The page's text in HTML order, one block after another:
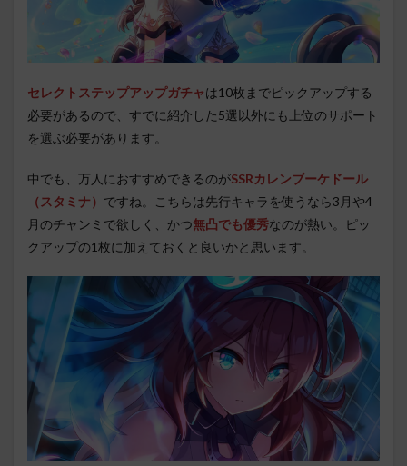
セレクトステップアップガチャは10枚までピックアップする
必要があるので、すでに紹介した5選以外にも上位のサポート
を選ぶ必要があります。
中でも、万人におすすめできるのがSSRカレンブーケドール
（スタミナ） ですね。こちらは先行キャラを使うなら3月や4
月のチャンミで欲しく、かつ無凸でも優秀なのが熱い。ピッ
クアップの1枚に加えておくと良いかと思います。